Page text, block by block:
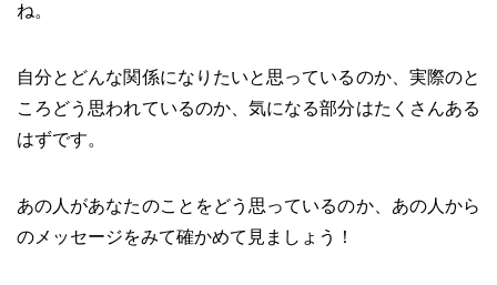
ね。
自分とどんな関係になりたいと思っているのか、実際のと
ころどう思われているのか、気になる部分はたくさんある
はずです。
あの人があなたのことをどう思っているのか、あの人から
のメッセージをみて確かめて見ましょう！